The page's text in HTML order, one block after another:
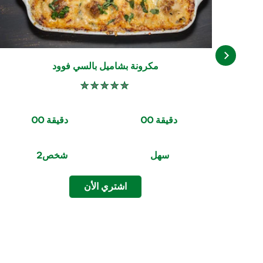
لم
مكرونة بشاميل بالسي فوود
CookingTime
00 دقيقة PreparationTime
00 دقيقة
Servings
2شخص Difficulty
سهل
اشتري الأن